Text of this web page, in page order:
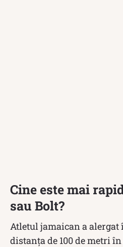
Cine este mai
sau Bolt?
Atletul jamaican a alergat
distanța de 100 de metri în